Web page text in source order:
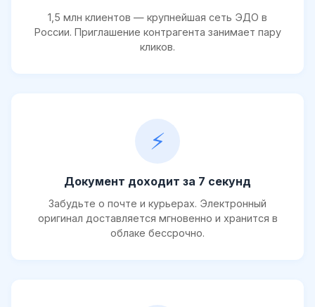
1,5 млн клиентов — крупнейшая сеть ЭДО в
России. Приглашение контрагента занимает пару
кликов.
⚡
Документ доходит за 7 секунд
Забудьте о почте и курьерах. Электронный
оригинал доставляется мгновенно и хранится в
облаке бессрочно.